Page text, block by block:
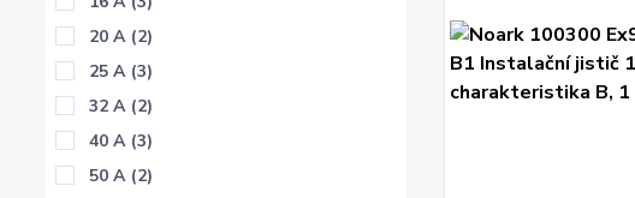
20 A (2)
25 A (3)
32 A (2)
40 A (3)
50 A (2)